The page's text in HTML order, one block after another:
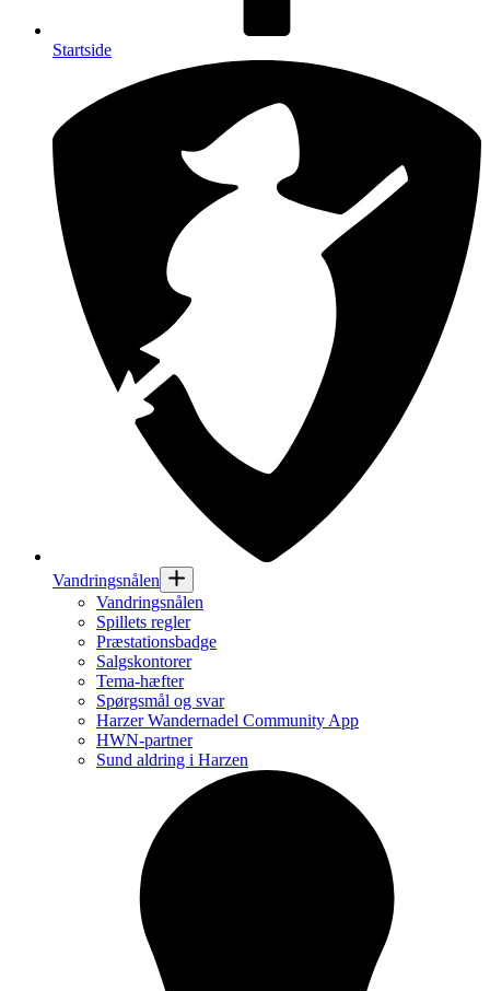
Startside
Vandringsnålen
Vandringsnålen
Spillets regler
Præstationsbadge
Salgskontorer
Tema-hæfter
Spørgsmål og svar
Harzer Wandernadel Community App
HWN-partner
Sund aldring i Harzen